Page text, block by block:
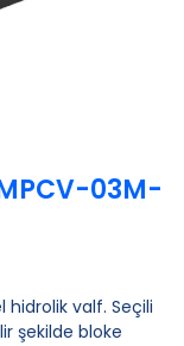
MPCV-03M-
hidrolik valf. Seçili
şekilde bloke